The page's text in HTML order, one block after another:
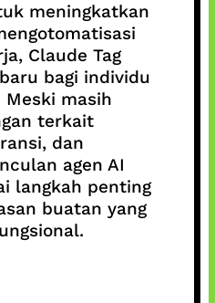
meningkatkan
Claude Tag
bagi individu
Meski masih
terkait
dan
agen AI
langkah penting
buatan yang